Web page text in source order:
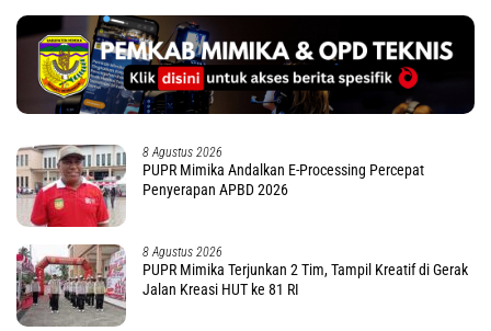
8 Agustus 2026
PUPR Mimika Andalkan E-Processing Percepat
Penyerapan APBD 2026
8 Agustus 2026
PUPR Mimika Terjunkan 2 Tim, Tampil Kreatif di Gerak
Jalan Kreasi HUT ke 81 RI